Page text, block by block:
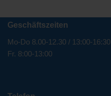
Geschäftszeiten
Mo-Do 8.00-12.30 / 13:00-16:30
Fr. 8:00-13:00